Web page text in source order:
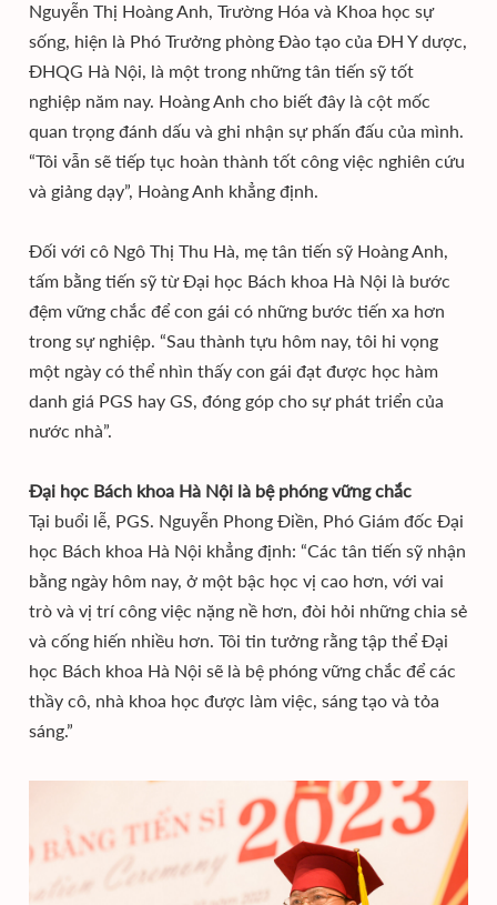
Nguyễn Thị Hoàng Anh, Trường Hóa và Khoa học sự
sống, hiện là Phó Trưởng phòng Đào tạo của ĐH Y dược,
ĐHQG Hà Nội, là một trong những tân tiến sỹ tốt
nghiệp năm nay. Hoàng Anh cho biết đây là cột mốc
quan trọng đánh dấu và ghi nhận sự phấn đấu của mình.
“Tôi vẫn sẽ tiếp tục hoàn thành tốt công việc nghiên cứu
và giảng dạy”, Hoàng Anh khẳng định.
Đối với cô Ngô Thị Thu Hà, mẹ tân tiến sỹ Hoàng Anh,
tấm bằng tiến sỹ từ Đại học Bách khoa Hà Nội là bước
đệm vững chắc để con gái có những bước tiến xa hơn
trong sự nghiệp. “Sau thành tựu hôm nay, tôi hi vọng
một ngày có thể nhìn thấy con gái đạt được học hàm
danh giá PGS hay GS, đóng góp cho sự phát triển của
nước nhà”.
Đại học Bách khoa Hà Nội là bệ phóng vững chắc
Tại buổi lễ, PGS. Nguyễn Phong Điền, Phó Giám đốc Đại
học Bách khoa Hà Nội khẳng định: “Các tân tiến sỹ nhận
bằng ngày hôm nay, ở một bậc học vị cao hơn, với vai
trò và vị trí công việc nặng nề hơn, đòi hỏi những chia sẻ
và cống hiến nhiều hơn. Tôi tin tưởng rằng tập thể Đại
học Bách khoa Hà Nội sẽ là bệ phóng vững chắc để các
thầy cô, nhà khoa học được làm việc, sáng tạo và tỏa
sáng.”